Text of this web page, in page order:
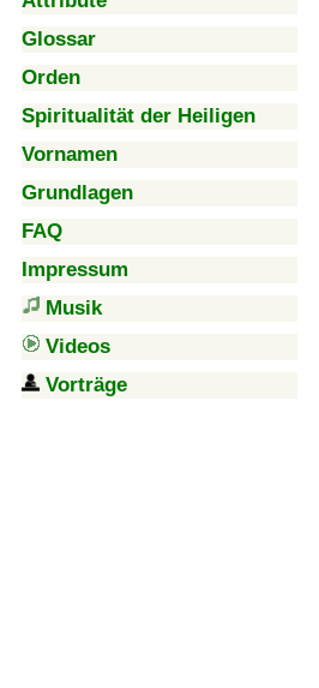
Glossar
Orden
Spiritualität der Heiligen
Vornamen
Grundlagen
FAQ
Impressum
Musik
Videos
Vorträge